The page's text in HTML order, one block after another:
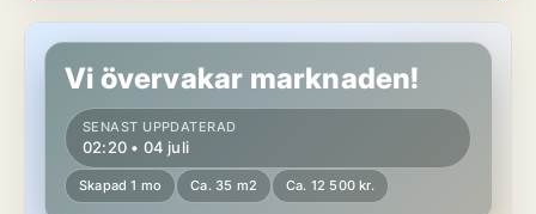
Lägenhet i Vallentuna
Vi övervakar marknaden!
SENAST UPPDATERAD
02:20 • 04 juli
Skapad 1 mo Ca. 35 m2 Ca. 12 500 kr.